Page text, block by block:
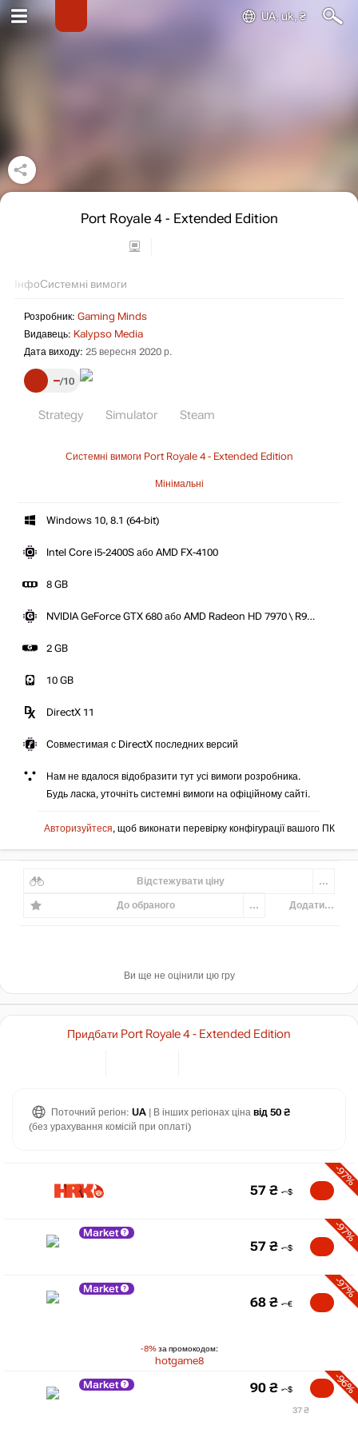
UA, uk, ₴
Port Royale 4 - Extended Edition
ІнфоСистемні вимоги
Розробник: Gaming Minds
Видавець: Kalypso Media
Дата виходу: 25 вересня 2020 р.
– 10
Strategy Simulator Steam
Системні вимоги Port Royale 4 - Extended Edition
Мінімальні
Windows 10, 8.1 (64-bit)
Intel Core i5-2400S або AMD FX-4100
8 GB
NVIDIA GeForce GTX 680 або AMD Radeon HD 7970 \ R9
2 GB
10 GB
DirectX 11
Cовместимая с DirectX последних версий
Нам не вдалося відобразити тут усі вимоги розробника.
Будь ласка, уточніть системні вимоги на офіційному сайті.
Авторизуйтеся, щоб виконати перевірку конфігурації вашого ПК
Відстежувати ціну ...
До обраного ... Додати...
Ви ще не оцінили цю гру
Придбати Port Royale 4 - Extended Edition
Поточний регіон: UA | В інших регіонах ціна від 50 ₴
(без урахування комісій при оплаті)
-97%
57 ₴
Market -97%
57 ₴
Market
-8%за промокодом:
hotgame8
-97%
68 ₴
Market -96%
90 ₴
37 ₴